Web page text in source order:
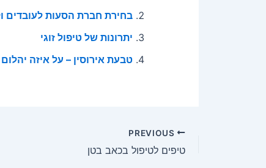
בחירת חברת הסעות לעובדים
יתרונות של טיפול זוגי
טבעת אירוסין – על איזה
Post
navigation
טיפים לטיפול בכאב בטן